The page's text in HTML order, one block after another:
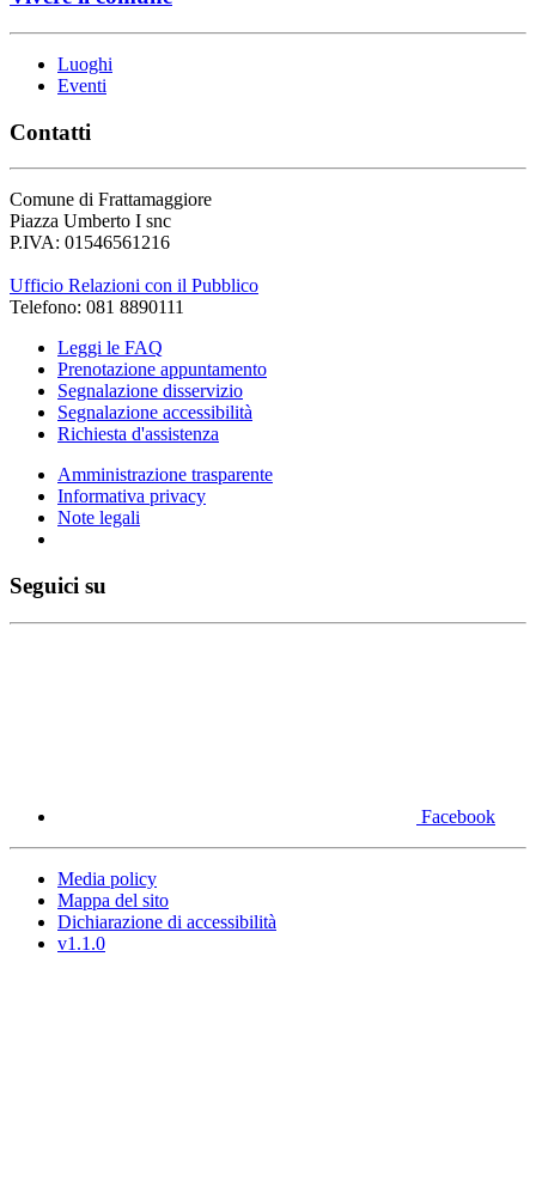
Luoghi
Eventi
Contatti
Comune di Frattamaggiore
Piazza Umberto I snc
P.IVA: 01546561216
Ufficio Relazioni con il Pubblico
Telefono: 081 8890111
Leggi le FAQ
Prenotazione appuntamento
Segnalazione disservizio
Segnalazione accessibilità
Richiesta d'assistenza
Amministrazione trasparente
Informativa privacy
Note legali
Seguici su
Facebook
Media policy
Mappa del sito
Dichiarazione di accessibilità
v1.1.0